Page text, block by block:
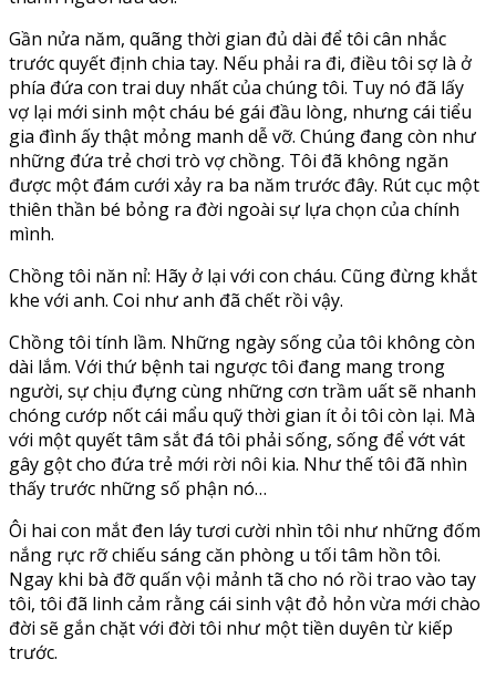
Gần nửa năm, quãng thời gian đủ dài để tôi cân nhắc
trước quyết định chia tay. Nếu phải ra đi, điều tôi sợ là ở
phía đứa con trai duy nhất của chúng tôi. Tuy nó đã lấy
vợ lại mới sinh một cháu bé gái đầu lòng, nhưng cái tiểu
gia đình ấy thật mỏng manh dễ vỡ. Chúng đang còn như
những đứa trẻ chơi trò vợ chồng. Tôi đã không ngăn
được một đám cưới xảy ra ba năm trước đây. Rút cục một
thiên thần bé bỏng ra đời ngoài sự lựa chọn của chính
mình.
Chồng tôi năn nỉ: Hãy ở lại với con cháu. Cũng đừng khắt
khe với anh. Coi như anh đã chết rồi vậy.
Chồng tôi tính lầm. Những ngày sống của tôi không còn
dài lắm. Với thứ bệnh tai ngược tôi đang mang trong
người, sự chịu đựng cùng những cơn trầm uất sẽ nhanh
chóng cướp nốt cái mẩu quỹ thời gian ít ỏi tôi còn lại. Mà
với một quyết tâm sắt đá tôi phải sống, sống để vớt vát
gây gột cho đứa trẻ mới rời nôi kia. Như thế tôi đã nhìn
thấy trước những số phận nó…
Ôi hai con mắt đen láy tươi cười nhìn tôi như những đốm
nắng rực rỡ chiếu sáng căn phòng u tối tâm hồn tôi.
Ngay khi bà đỡ quấn vội mảnh tã cho nó rồi trao vào tay
tôi, tôi đã linh cảm rằng cái sinh vật đỏ hỏn vừa mới chào
đời sẽ gắn chặt với đời tôi như một tiền duyên từ kiếp
trước.